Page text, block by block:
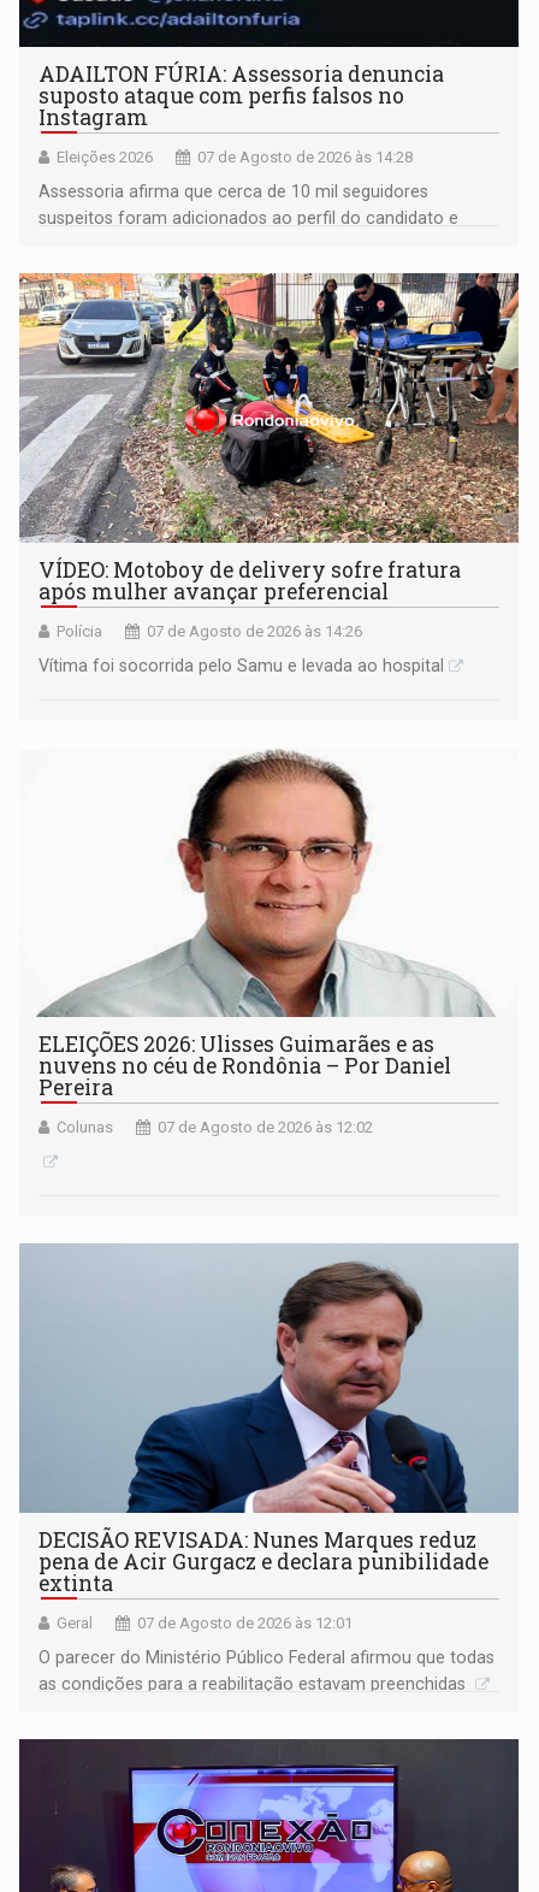
ADAILTON FÚRIA: Assessoria denuncia
suposto ataque com perfis falsos no
Instagram
Eleições 2026 07 de Agosto de 2026 às 14:28
Assessoria afirma que cerca de 10 mil seguidores
suspeitos foram adicionados ao perfil do candidato e
remover as contas
VÍDEO: Motoboy de delivery sofre fratura
após mulher avançar preferencial
Polícia 07 de Agosto de 2026 às 14:26
Vítima foi socorrida pelo Samu e levada ao hospital
ELEIÇÕES 2026: Ulisses Guimarães e as
nuvens no céu de Rondônia – Por Daniel
Pereira
Colunas 07 de Agosto de 2026 às 12:02
DECISÃO REVISADA: Nunes Marques reduz
pena de Acir Gurgacz e declara punibilidade
extinta
Geral 07 de Agosto de 2026 às 12:01
O parecer do Ministério Público Federal afirmou que todas
as condições para a reabilitação estavam preenchidas